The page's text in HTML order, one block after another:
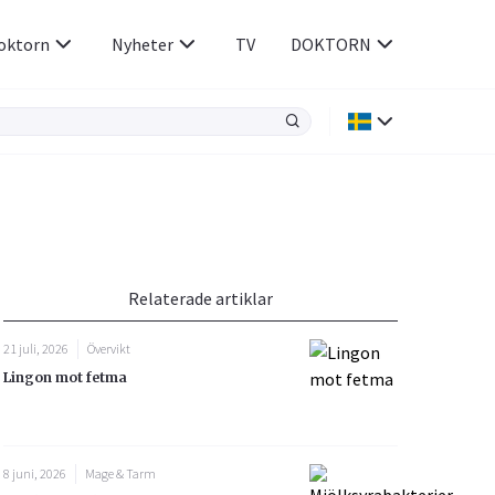
Rökavvänjning
Rörelseapparaten
Sex & Samliv
Sömn & Stress
Nyheter TV DOKTORN
Relaterade artiklar
21 juli, 2026
Övervikt
Lingon mot fetma
8 juni, 2026
Mage & Tarm